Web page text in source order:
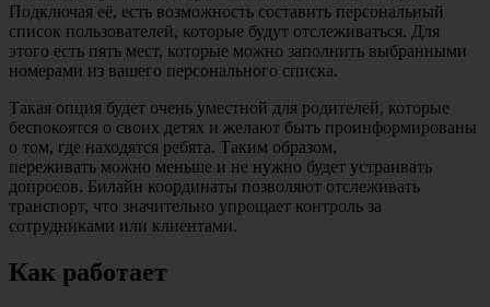
Подключая её, есть возможность составить персональный
список пользователей, которые будут отслеживаться. Для
этого есть пять мест, которые можно заполнить выбранными
номерами из вашего персонального списка.
Такая опция будет очень уместной для родителей, которые
беспокоятся о своих детях и желают быть проинформированы
о том, где находятся ребята. Таким образом,
переживать можно меньше и не нужно будет устраивать
допросов. Билайн координаты позволяют отслеживать
транспорт, что значительно упрощает контроль за
сотрудниками или клиентами.
Как работает